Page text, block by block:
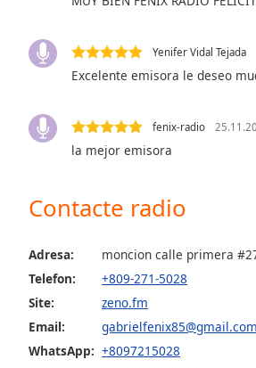
Picture
Fullscreen
Beginning
dialog
window.
Escape
cancel
Yenifer Vidal Tejada
Excelente emisora le deseo
fenix-radio
la mejor emisora
Contacte radio
Adresa:
moncion calle primera
Telefon:
+809-271-5028
Site:
zeno.fm
Email:
gabrielfenix85@gmail.com
WhatsApp: +8097215028